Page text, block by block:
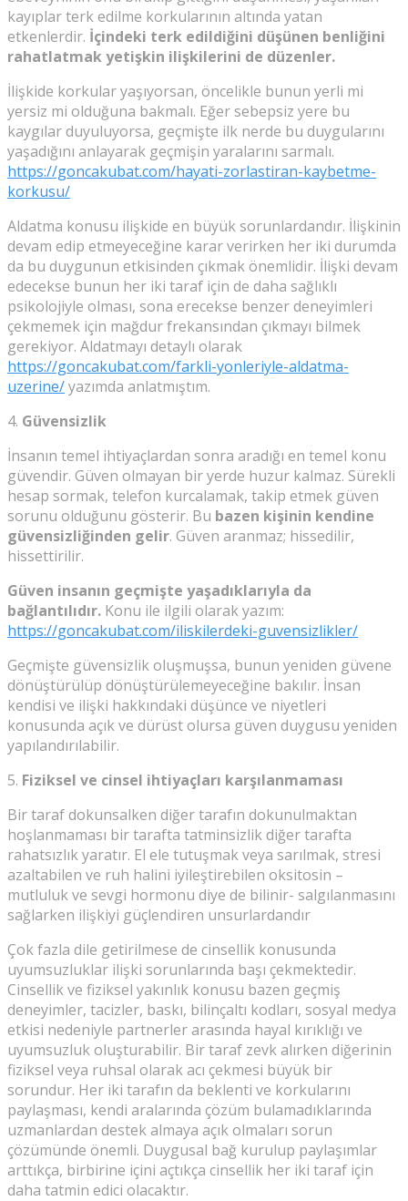
kayıplar terk edilme korkularının altında yatan
etkenlerdir. İçindeki terk edildiğini düşünen benliğini
rahatlatmak yetişkin ilişkilerini de düzenler.
İlişkide korkular yaşıyorsan, öncelikle bunun yerli mi
yersiz mi olduğuna bakmalı. Eğer sebepsiz yere bu
kaygılar duyuluyorsa, geçmişte ilk nerde bu duygularını
yaşadığını anlayarak geçmişin yaralarını sarmalı.
https://goncakubat.com/hayati-zorlastiran-kaybetme-
korkusu/
Aldatma konusu ilişkide en büyük sorunlardandır. İlişkinin
devam edip etmeyeceğine karar verirken her iki durumda
da bu duygunun etkisinden çıkmak önemlidir. İlişki devam
edecekse bunun her iki taraf için de daha sağlıklı
psikolojiyle olması, sona erecekse benzer deneyimleri
çekmemek için mağdur frekansından çıkmayı bilmek
gerekiyor. Aldatmayı detaylı olarak
https://goncakubat.com/farkli-yonleriyle-aldatma-
uzerine/yazımda anlatmıştım.
4. Güvensizlik
İnsanın temel ihtiyaçlardan sonra aradığı en temel konu
güvendir. Güven olmayan bir yerde huzur kalmaz. Sürekli
hesap sormak, telefon kurcalamak, takip etmek güven
sorunu olduğunu gösterir. Bu bazen kişinin kendine
güvensizliğinden gelir. Güven aranmaz; hissedilir,
hissettirilir.
Güven insanın geçmişte yaşadıklarıyla da
bağlantılıdır. Konu ile ilgili olarak yazım:
https://goncakubat.com/iliskilerdeki-guvensizlikler/
Geçmişte güvensizlik oluşmuşsa, bunun yeniden güvene
dönüştürülüp dönüştürülemeyeceğine bakılır. İnsan
kendisi ve ilişki hakkındaki düşünce ve niyetleri
konusunda açık ve dürüst olursa güven duygusu yeniden
yapılandırılabilir.
5. Fiziksel ve cinsel ihtiyaçları karşılanmaması
Bir taraf dokunsalken diğer tarafın dokunulmaktan
hoşlanmaması bir tarafta tatminsizlik diğer tarafta
rahatsızlık yaratır. El ele tutuşmak veya sarılmak, stresi
azaltabilen ve ruh halini iyileştirebilen oksitosin –
mutluluk ve sevgi hormonu diye de bilinir- salgılanmasını
sağlarken ilişkiyi güçlendiren unsurlardandır
Çok fazla dile getirilmese de cinsellik konusunda
uyumsuzluklar ilişki sorunlarında başı çekmektedir.
Cinsellik ve fiziksel yakınlık konusu bazen geçmiş
deneyimler, tacizler, baskı, bilinçaltı kodları, sosyal medya
etkisi nedeniyle partnerler arasında hayal kırıklığı ve
uyumsuzluk oluşturabilir. Bir taraf zevk alırken diğerinin
fiziksel veya ruhsal olarak acı çekmesi büyük bir
sorundur. Her iki tarafın da beklenti ve korkularını
paylaşması, kendi aralarında çözüm bulamadıklarında
uzmanlardan destek almaya açık olmaları sorun
çözümünde önemli. Duygusal bağ kurulup paylaşımlar
arttıkça, birbirine içini açtıkça cinsellik her iki taraf için
daha tatmin edici olacaktır.